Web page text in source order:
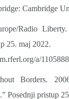
Cambridge
Radio Liberty.
25. maj 2022.
a/
Borders.
Posednji pristup